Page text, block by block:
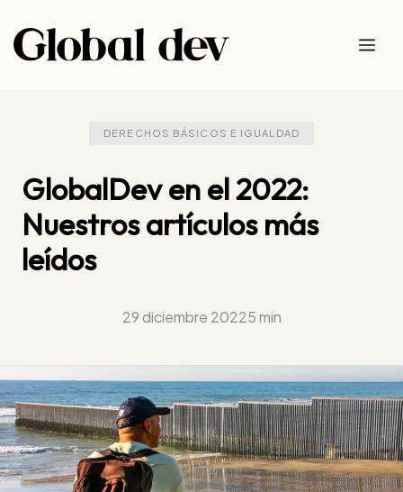
contenido
DERECHOS BÁSICOS E IGUALDAD
GlobalDev en el 2022:
Nuestros artículos más
leídos
29 diciembre 20225 min